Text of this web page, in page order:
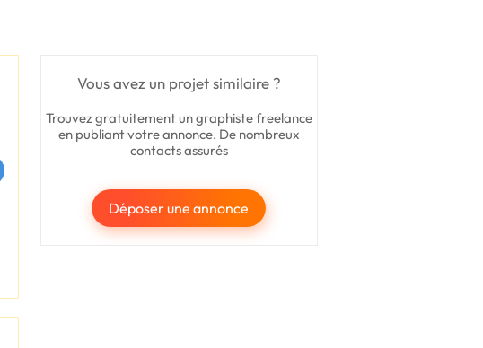
Vous avez un projet similaire ?
Trouvez gratuitement un graphiste freelance
en publiant votre annonce. De nombreux
contacts assurés
Déposer une annonce